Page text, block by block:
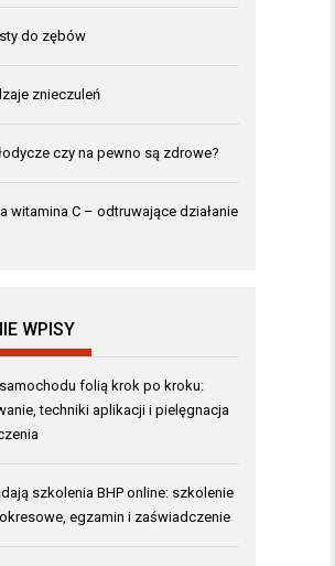
do zębów
znieczuleń
czy na pewno są zdrowe?
witamina C – odtruwające działanie
WPISY
folią krok po kroku:
techniki aplikacji i pielęgnacja
szkolenia BHP online: szkolenie
egzamin i zaświadczenie